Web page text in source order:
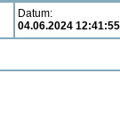
Datum:
04.06.2024 12:41:55